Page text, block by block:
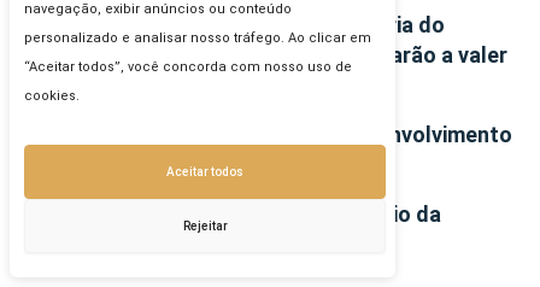
navegação, exibir anúncios ou conteúdo
personalizado e analisar nosso tráfego. Ao clicar em
“Aceitar todos”, você concorda com nosso uso de
cookies.
Aceitar todos
Rejeitar
Lucro Presumido e a reforma tributária do
consumo: os R$ 78 milhões que passarão a valer
mais
Serpro avança em sistemas em desenvolvimento
para a reforma tributária
IVA de 25% sustenta modelo tributário da